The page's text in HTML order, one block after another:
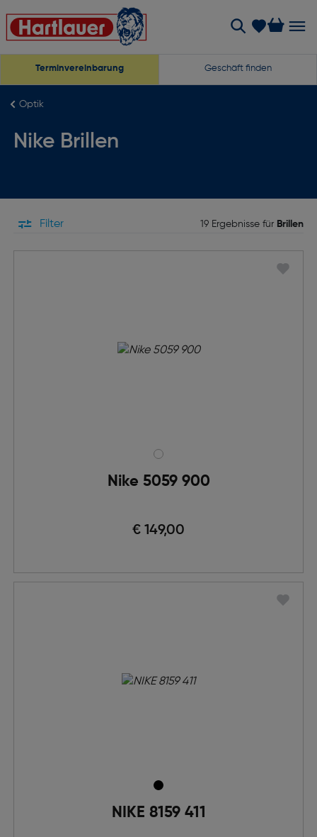
Terminvereinbarung Geschäft finden
Optik
Nike Brillen
Filter 19 Ergebnisse für Brillen
Nike 5059 900
€ 149,00
NIKE 8159 411